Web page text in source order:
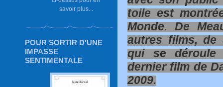
savoir plus...
POUR SORTIR D'UNE
IMPASSE
SENTIMENTALE
toile est
Monde. De
autres films, de
qui se déroule
dernier film de
2009.